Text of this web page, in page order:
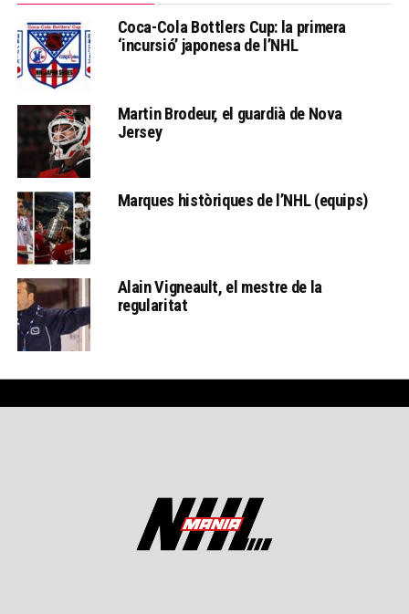
Coca-Cola Bottlers Cup: la primera
‘incursió’ japonesa de l’NHL
Martin Brodeur, el guardià de Nova
Jersey
Marques històriques de l’NHL (equips)
Alain Vigneault, el mestre de la
regularitat